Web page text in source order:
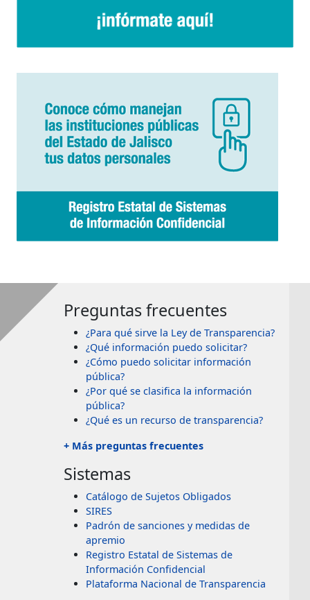
Preguntas frecuentes
¿Para qué sirve la Ley de Transparencia?
¿Qué información puedo solicitar?
¿Cómo puedo solicitar información
pública?
¿Por qué se clasifica la información
pública?
¿Qué es un recurso de transparencia?
+ Más preguntas frecuentes
Sistemas
Catálogo de Sujetos Obligados
SIRES
Padrón de sanciones y medidas de
apremio
Registro Estatal de Sistemas de
Información Confidencial
Plataforma Nacional de Transparencia